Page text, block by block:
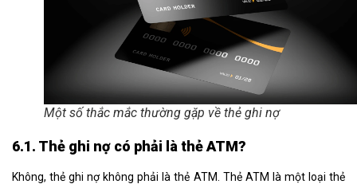
Một số thắc mắc thường gặp về thẻ ghi nợ
6.1. Thẻ ghi nợ có phải là thẻ ATM?
Không, thẻ ghi nợ không phải là thẻ ATM. Thẻ ATM là một loại thẻ